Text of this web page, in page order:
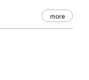
more